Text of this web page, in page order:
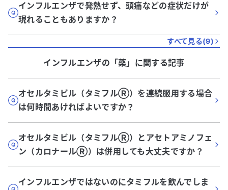
インフルエンザで発熱せず、頭痛などの症状だけが
現れることもありますか？
すべて見る(9)
インフルエンザの「薬」に関する記事
オセルタミビル（タミフルⓇ）を連続服用する場合
は何時間あければよいですか？
オセルタミビル（タミフルⓇ）とアセトアミノフェ
ン（カロナールⓇ）は併用しても大丈夫ですか？
インフルエンザではないのにタミフルを飲んでしま